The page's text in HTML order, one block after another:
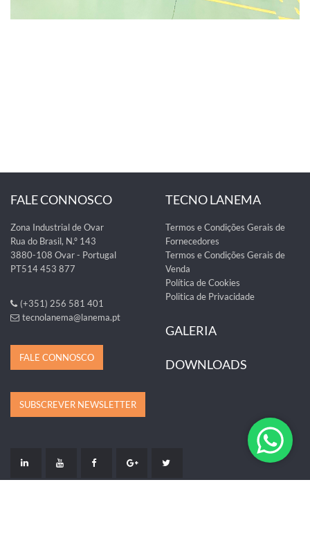
FALE CONNOSCO
Zona Industrial de Ovar
Rua do Brasil, N.º 143
3880-108 Ovar - Portugal
PT514 453 877
(+351) 256 581 401
tecnolanema@lanema.pt
FALE CONNOSCO
TECNO LANEMA
Termos e Condições Gerais de
Fornecedores
Termos e Condições Gerais de
Venda
Política de Cookies
Politica de Privacidade
GALERIA
DOWNLOADS
SUBSCREVER NEWSLETTER